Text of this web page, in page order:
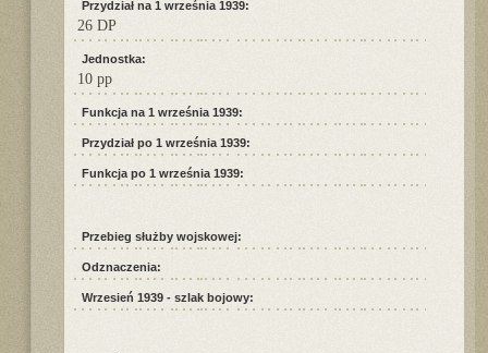
Przydział na 1 września 1939:
26 DP
Jednostka:
10 pp
Funkcja na 1 września 1939:
Przydział po 1 września 1939:
Funkcja po 1 września 1939:
Przebieg służby wojskowej:
Odznaczenia:
Wrzesień 1939 - szlak bojowy: